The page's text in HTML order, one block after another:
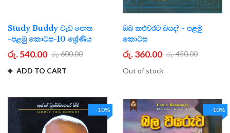
Study Buddy වැඩ පොත
-පළමු කොටස-10 ශ්‍රේණිය
රු. 540.00 රු. 600.00
ADD TO CART
ඔබ කළුවරට බයද? - පළමු
කොටස
රු. 360.00 රු. 450.00
Out of stock
-10% -10%